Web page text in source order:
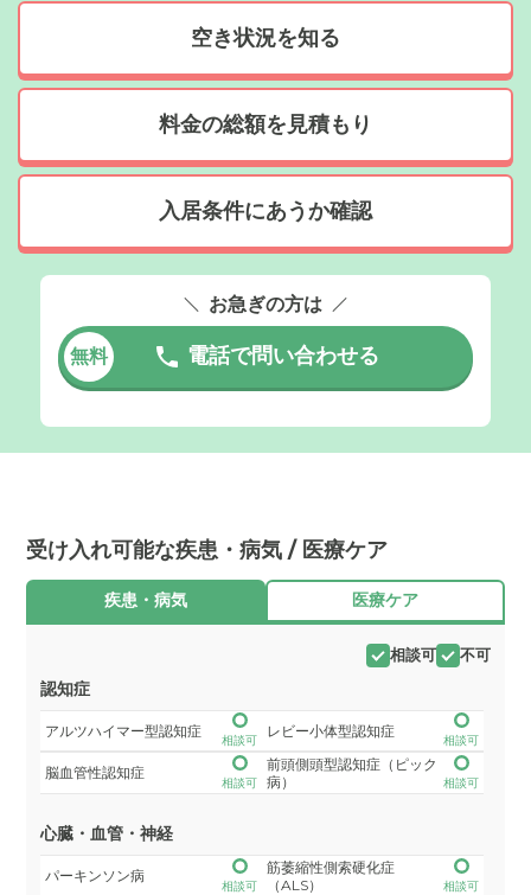
空き状況を知る
料金の総額を見積もり
入居条件にあうか確認
お急ぎの方は
無料 電話で問い合わせる
受け入れ可能な疾患・病気 / 医療ケア
疾患・病気 医療ケア
相談可 不可
認知症
アルツハイマー型認知症
相談可
レビー小体型認知症
相談可
脳血管性認知症
相談可
前頭側頭型認知症（ピック
病）
相談可
心臓・血管・神経
パーキンソン病
相談可
筋萎縮性側索硬化症
（ALS）
相談可